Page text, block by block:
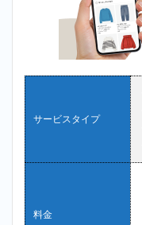
サービスタイプ
料金